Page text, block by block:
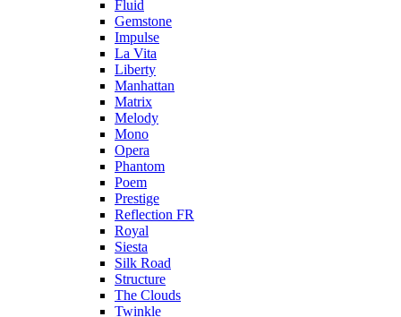
Fluid
Gemstone
Impulse
La Vita
Liberty
Manhattan
Matrix
Melody
Mono
Opera
Phantom
Poem
Prestige
Reflection FR
Royal
Siesta
Silk Road
Structure
The Clouds
Twinkle